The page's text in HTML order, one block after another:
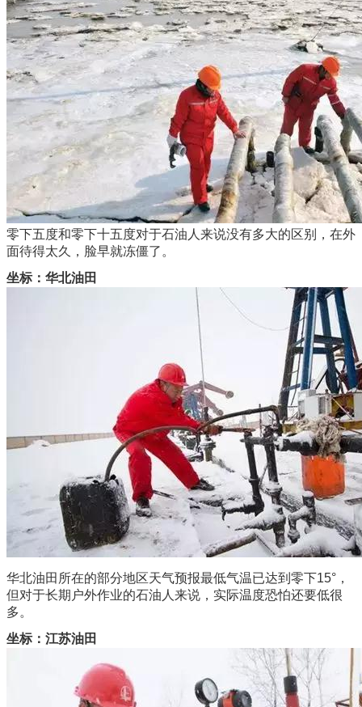
零下五度和零下十五度对于石油人来说没有多大的区别，在外
面待得太久，脸早就冻僵了。
坐标：华北油田
华北油田所在的部分地区天气预报最低气温已达到零下15°，
但对于长期户外作业的石油人来说，实际温度恐怕还要低很
多。
坐标：江苏油田